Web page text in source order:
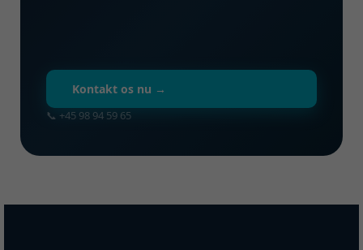
Kontakt os nu →
📞 +45 98 94 59 65